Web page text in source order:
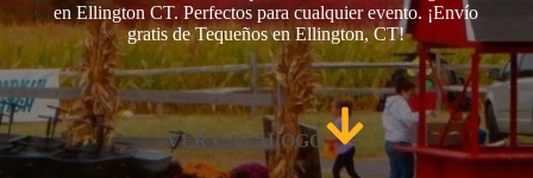
en Ellington CT. Perfectos para cualquier evento. ¡Envío
gratis de Tequeños en Ellington, CT!
VER CATÁLOGO